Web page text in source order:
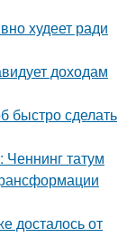
худеет ради
доходам
быстро сделать
татум
досталось от